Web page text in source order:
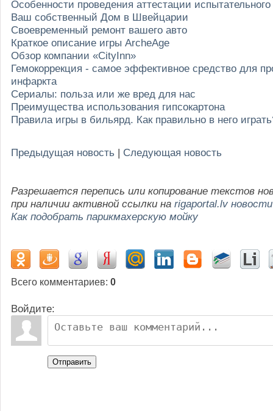
Особенности проведения аттестации
Ваш собственный Дом в Швейцарии
Своевременный ремонт вашего авто
Краткое описание игры ArcheAge
Обзор компании «CityInn»
Гемокоррекция - самое эффективное средство для
инфаркта
Сериалы: польза или же вред для нас
Преимущества использования гипсокартона
Правила игры в бильярд. Как правильно в него
Предыдущая новость | Следующая новость
Разрешается перепись или копирование текстов
при наличии активной ссылки на rigaportal.lv новости
Как подобрать парикмахерскую мойку
Всего комментариев: 0
Войдите:
Отправить